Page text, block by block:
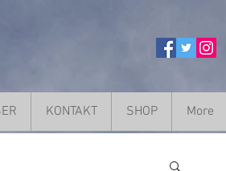
KONTAKT SHOP More